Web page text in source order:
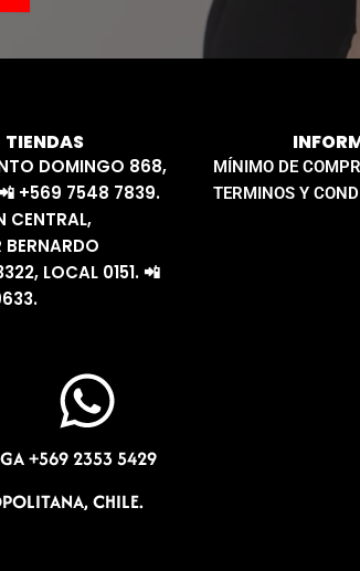
TIENDAS
DOMINGO 868,
+569 7548 7839.
CENTRAL,
BERNARDO
LOCAL 0151. 📲
MÍNIMO DE
TERMINOS Y
W
h
a
+569 2353 5429
CHILE.